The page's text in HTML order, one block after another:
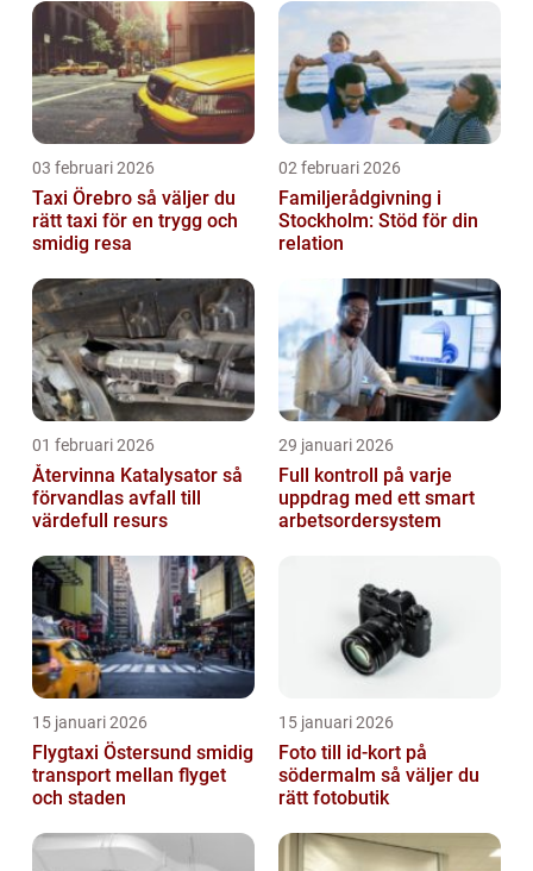
03 februari 2026
Taxi Örebro så väljer du
rätt taxi för en trygg och
smidig resa
02 februari 2026
Familjerådgivning i
Stockholm: Stöd för din
relation
01 februari 2026
Återvinna Katalysator så
förvandlas avfall till
värdefull resurs
29 januari 2026
Full kontroll på varje
uppdrag med ett smart
arbetsordersystem
15 januari 2026
Flygtaxi Östersund smidig
transport mellan flyget
och staden
15 januari 2026
Foto till id-kort på
södermalm så väljer du
rätt fotobutik